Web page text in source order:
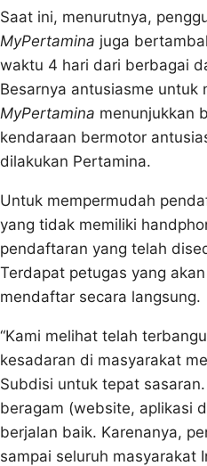
Saat ini, menurutnya,
MyPertamina juga
waktu 4 hari dari berbagai
Besarnya antusiasme untuk
MyPertamina menunjukkan
kendaraan bermotor
dilakukan Pertamina.
Untuk mempermudah
yang tidak memiliki
pendaftaran yang telah
Terdapat petugas yang
mendaftar secara langsung.
“Kami melihat telah
kesadaran di masyarakat
Subdisi untuk tepat
beragam (website, aplikasi
berjalan baik. Karenanya,
sampai seluruh masyarakat